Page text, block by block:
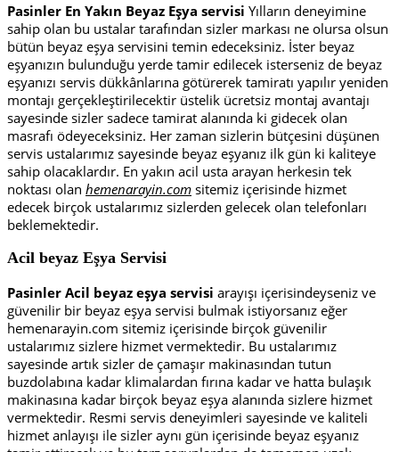
Pasinler En Yakın Beyaz Eşya servisi Yılların deneyimine
sahip olan bu ustalar tarafından sizler markası ne olursa olsun
bütün beyaz eşya servisini temin edeceksiniz. İster beyaz
eşyanızın bulunduğu yerde tamir edilecek isterseniz de beyaz
eşyanızı servis dükkânlarına götürerek tamiratı yapılır yeniden
montajı gerçekleştirilecektir üstelik ücretsiz montaj avantajı
sayesinde sizler sadece tamirat alanında ki gidecek olan
masrafı ödeyeceksiniz. Her zaman sizlerin bütçesini düşünen
servis ustalarımız sayesinde beyaz eşyanız ilk gün ki kaliteye
sahip olacaklardır. En yakın acil usta arayan herkesin tek
noktası olan hemenarayin.com sitemiz içerisinde hizmet
edecek birçok ustalarımız sizlerden gelecek olan telefonları
beklemektedir.
Acil beyaz Eşya Servisi
Pasinler Acil beyaz eşya servisi arayışı içerisindeyseniz ve
güvenilir bir beyaz eşya servisi bulmak istiyorsanız eğer
hemenarayin.com sitemiz içerisinde birçok güvenilir
ustalarımız sizlere hizmet vermektedir. Bu ustalarımız
sayesinde artık sizler de çamaşır makinasından tutun
buzdolabına kadar klimalardan fırına kadar ve hatta bulaşık
makinasına kadar birçok beyaz eşya alanında sizlere hizmet
vermektedir. Resmi servis deneyimleri sayesinde ve kaliteli
hizmet anlayışı ile sizler aynı gün içerisinde beyaz eşyanız